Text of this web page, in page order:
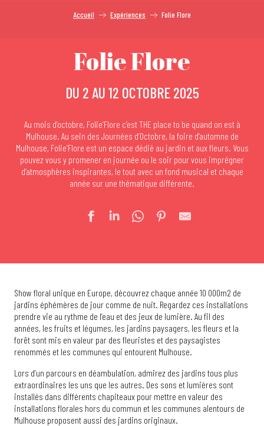
Accueil Expériences Folie Flore
Folie Flore
DU 2 AU 12 OCTOBRE 2025
Au mois d’octobre, Folie’Flore c’est THE place to be quand on est à
Mulhouse. Au sein des Journées d’Octobre, la foire d’automne de
Mulhouse, Folie’Flore est un espace dédié au jardin et aux fleurs. Vous
pouvez vous y promener en journée ou le soir pour vous imprégner
d’atmosphères inspirantes, le tout avec un fond musical et chaque
année sur une thématique différente.
Show floral unique en Europe, découvrez chaque année 10 000m2 de
jardins éphémères de jour comme de nuit. Regardez ces installations
prendre vie au rythme de l’eau et des jeux de lumière. Au fil des
années, les fruits et légumes, les jardins paysagers, les fleurs et la
forêt sont mis en valeur par des fleuristes et des paysagistes
renommés et les communes qui entourent Mulhouse.
Lors d’un parcours en déambulation, admirez des jardins tous plus
extraordinaires les uns que les autres. Des sons et lumières sont
installés dans différents chapiteaux pour mettre en valeur des
installations florales hors du commun et les communes alentours de
Mulhouse proposent aussi des jardins originaux.